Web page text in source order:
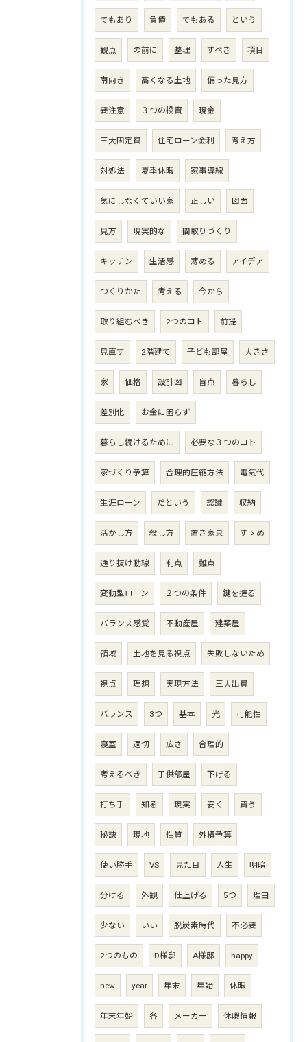
でもあり 負債 でもある という
観点 の前に 整理 すべき 項目
南向き 高くなる土地 偏った見方
要注意 ３つの投資 現金
三大固定費 住宅ローン金利 考え方
対処法 夏季休暇 家事導線
気にしなくていい家 正しい 図面
見方 現実的な 間取りづくり
キッチン 生活感 薄める アイデア
つくりかた 考える 今から
取り組むべき 2つのコト 前提
見直す 2階建て 子ども部屋 大きさ
家 価格 設計図 盲点 暮らし
差別化 お金に困らず
暮らし続けるために 必要な３つのコト
家づくり予算 合理的圧縮方法 電気代
生涯ローン だという 認識 収納
活かし方 殺し方 置き家具 すゝめ
通り抜け動線 利点 難点
変動型ローン ２つの条件 鍵を握る
バランス感覚 不動産屋 建築屋
領域 土地を見る視点 失敗しないため
視点 理想 実現方法 三大出費
バランス 3つ 基本 光 可能性
寝室 適切 広さ 合理的
考えるべき 子供部屋 下げる
打ち手 知る 現実 安く 買う
秘訣 現地 性質 外構予算
使い勝手 VS 見た目 人生 明暗
分ける 外観 仕上げる 5つ 理由
少ない いい 脱炭素時代 不必要
2つのもの D様邸 A様邸 happy
new year 年末 年始 休暇
年末年始 各 メーカー 休暇情報